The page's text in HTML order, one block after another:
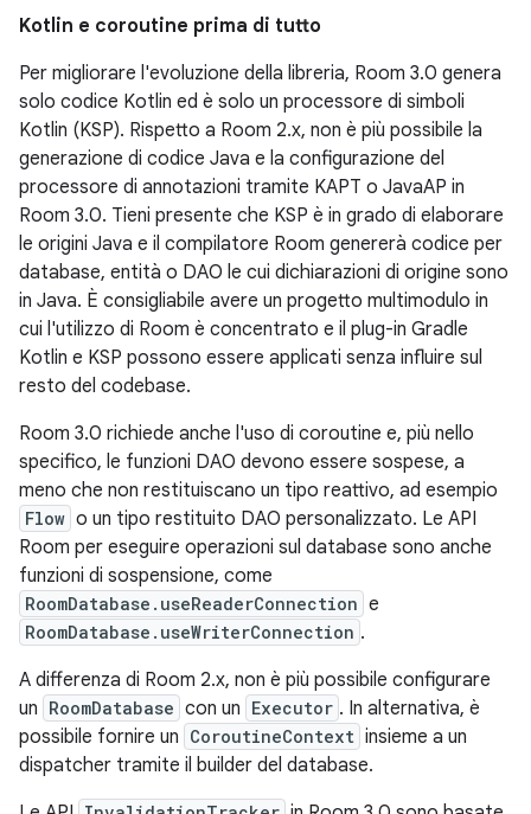
Kotlin e coroutine prima di tutto
Per migliorare l'evoluzione della libreria, Room 3.0 genera
solo codice Kotlin ed è solo un processore di simboli
Kotlin (KSP). Rispetto a Room 2.x, non è più possibile la
generazione di codice Java e la configurazione del
processore di annotazioni tramite KAPT o JavaAP in
Room 3.0. Tieni presente che KSP è in grado di elaborare
le origini Java e il compilatore Room genererà codice per
database, entità o DAO le cui dichiarazioni di origine sono
in Java. È consigliabile avere un progetto multimodulo in
cui l'utilizzo di Room è concentrato e il plug-in Gradle
Kotlin e KSP possono essere applicati senza influire sul
resto del codebase.
Room 3.0 richiede anche l'uso di coroutine e, più nello
specifico, le funzioni DAO devono essere sospese, a
meno che non restituiscano un tipo reattivo, ad esempio
Flow o un tipo restituito DAO personalizzato. Le API
Room per eseguire operazioni sul database sono anche
funzioni di sospensione, come
RoomDatabase.useReaderConnection e
RoomDatabase.useWriterConnection .
A differenza di Room 2.x, non è più possibile configurare
un RoomDatabase con un Executor . In alternativa, è
possibile fornire un CoroutineContext insieme a un
dispatcher tramite il builder del database.